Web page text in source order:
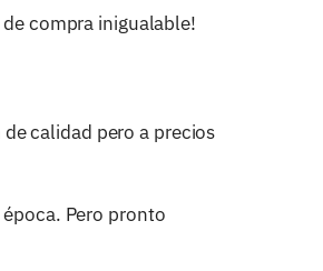
de compra inigualable!
calidad pero a precios
Pero pronto